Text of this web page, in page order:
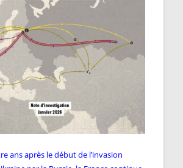
ans après le début de l’invasion